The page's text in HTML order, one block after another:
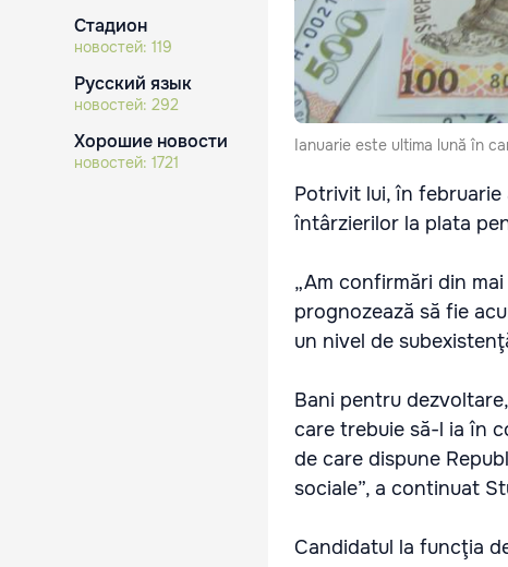
Стадион
новостей: 119
Русский язык
новостей: 292
Хорошие новости
новостей: 1721
Ianuarie este ultima lună în
Potrivit lui, în
întârzierilor la plata
„Am confirmări din
prognozează să fie
un nivel de
Bani pentru
care trebuie să-l ia în
de care dispune
sociale”, a continuat
Candidatul la funcţia